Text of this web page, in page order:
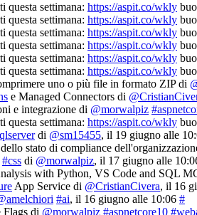
questa settimana: https://aspit.co/wkly
questa settimana: https://aspit.co/wkly
questa settimana: https://aspit.co/wkly
questa settimana: https://aspit.co/wkly
questa settimana: https://aspit.co/wkly
questa settimana: https://aspit.co/wkly
uno o più file in formato ZIP di
e Managed Connectors di
e integrazione di @morwalpiz
questa settimana: https://aspit.co/wkly
di @sm15455, il 19 giugno alle
stato di compliance
#css di @morwalpiz, il 17 giugno alle
with Python, VS Code and SQL
App Service di @CristianCivera, il 16
#ai, il 16 giugno alle 10:06 #
Flags di @morwalpiz #aspnetcore10